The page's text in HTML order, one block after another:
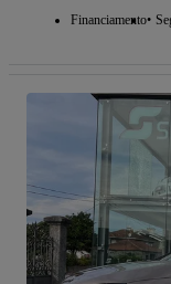
Financiamento